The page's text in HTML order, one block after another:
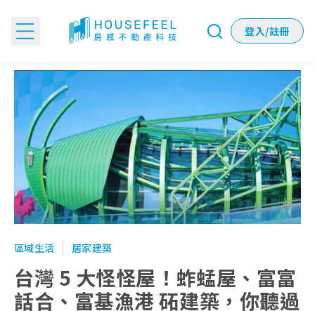
登入/註冊
台灣 5 大怪怪屋！蚱蜢屋、富富話合、富基漁港 砳建築，你
區域生活 居家建築
台灣 5 大怪怪屋！蚱蜢屋、富富
話合、富基漁港 砳建築，你聽過